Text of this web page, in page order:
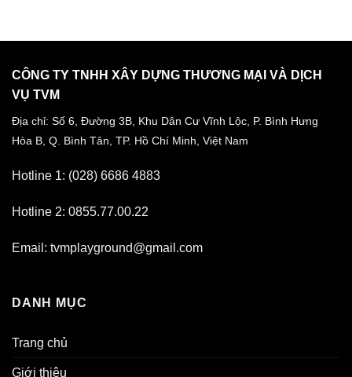
CÔNG TY TNHH XÂY DỰNG THƯƠNG MẠI VÀ DỊCH
VỤ TVM
Địa chỉ: Số 6, Đường 3B, Khu Dân Cư Vĩnh Lộc, P. Bình Hưng
Hòa B, Q. Bình Tân, TP. Hồ Chí Minh, Việt Nam
Hotline 1: (028) 6686 4883
Hotline 2: 0855.77.00.22
Email: tvmplayground@gmail.com
DANH MỤC
Trang chủ
Giới thiệu